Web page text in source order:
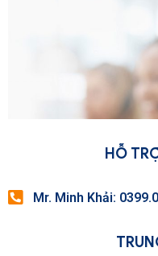
HỖ
Mr. Minh Khải: